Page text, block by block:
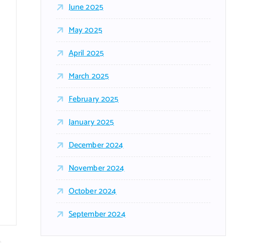
June 2025
May 2025
April 2025
March 2025
February 2025
January 2025
December 2024
November 2024
October 2024
September 2024